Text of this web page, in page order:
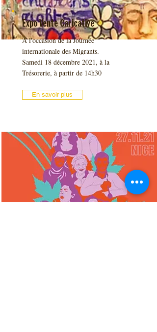
Expo Vente Caricative
À l'occasion de la Journée
internationale des Migrants.
Samedi 18 décembre 2021, à la
Trésorerie, à partir de 14h30
En savoir plus